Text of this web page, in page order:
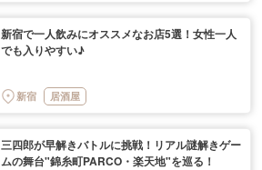
新宿で一人飲みにオススメなお店5選！女性一人
でも入りやすい♪
新宿 居酒屋
三四郎が早解きバトルに挑戦！リアル謎解きゲー
ムの舞台"錦糸町PARCO・楽天地"を巡る！